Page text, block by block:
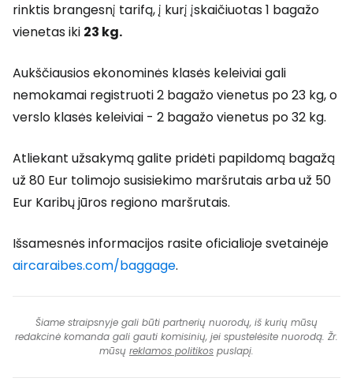
rinktis brangesnį tarifą, į kurį įskaičiuotas 1 bagažo
vienetas iki 23 kg.
Aukščiausios ekonominės klasės keleiviai gali
nemokamai registruoti 2 bagažo vienetus po 23 kg, o
verslo klasės keleiviai - 2 bagažo vienetus po 32 kg.
Atliekant užsakymą galite pridėti papildomą bagažą
už 80 Eur tolimojo susisiekimo maršrutais arba už 50
Eur Karibų jūros regiono maršrutais.
Išsamesnės informacijos rasite oficialioje svetainėje
aircaraibes.com/baggage.
Šiame straipsnyje gali būti partnerių nuorodų, iš kurių mūsų
redakcinė komanda gali gauti komisinių, jei spustelėsite nuorodą. Žr.
mūsų reklamos politikos puslapį.